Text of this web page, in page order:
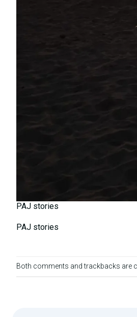
PAJ stories
PAJ stories
Both comments and trackbacks are